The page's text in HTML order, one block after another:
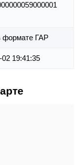
ГАР
02 19:41:35